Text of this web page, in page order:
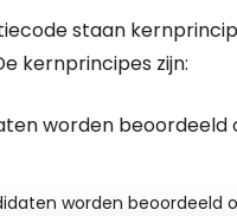
staan
kernprincipes zijn:
worden beoordeeld
worden beoordeeld